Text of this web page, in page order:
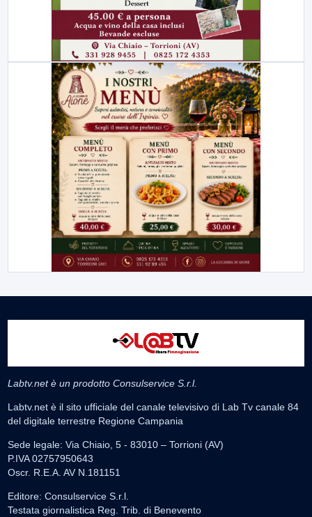
Labtv.net è un prodotto Consulservice S.r.l.
Labtv.net è il sito ufficiale del canale televisivo di Lab Tv canale 84
del digitale terrestre Regione Campania
Sede legale: Via Chiaio, 5 - 83010 – Torrioni (AV)
P.IVA 02757950643
Oscr. R.E.A. AV N.181151
Editore: Consulservice S.r.l.
Testata giornalistica Reg. Trib. di Benevento